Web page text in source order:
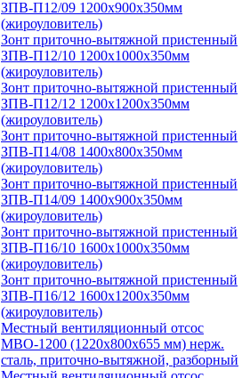
ЗПВ-П12/09 1200х900х350мм
(жироуловитель)
Зонт приточно-вытяжной пристенный
ЗПВ-П12/10 1200х1000х350мм
(жироуловитель)
Зонт приточно-вытяжной пристенный
ЗПВ-П12/12 1200х1200х350мм
(жироуловитель)
Зонт приточно-вытяжной пристенный
ЗПВ-П14/08 1400х800х350мм
(жироуловитель)
Зонт приточно-вытяжной пристенный
ЗПВ-П14/09 1400х900х350мм
(жироуловитель)
Зонт приточно-вытяжной пристенный
ЗПВ-П16/10 1600х1000х350мм
(жироуловитель)
Зонт приточно-вытяжной пристенный
ЗПВ-П16/12 1600х1200х350мм
(жироуловитель)
Местный вентиляционный отсос
МВО-1200 (1220х800х655 мм) нерж.
сталь, приточно-вытяжной, разборный